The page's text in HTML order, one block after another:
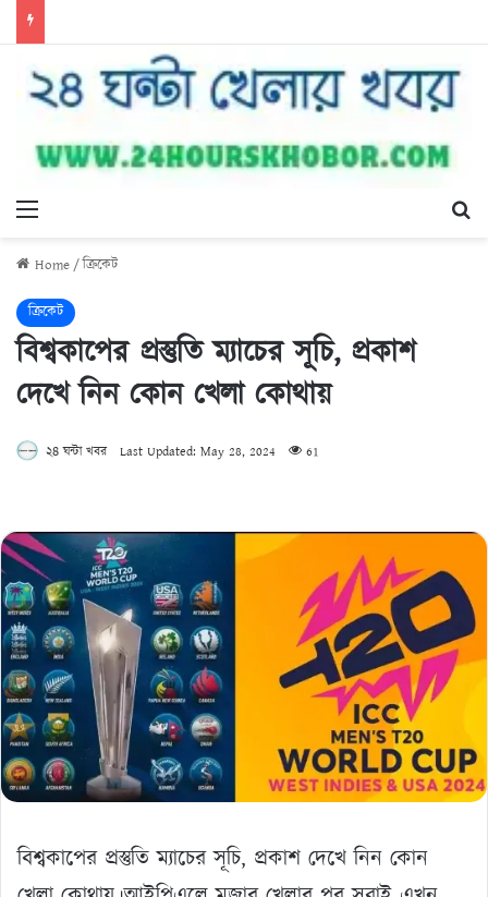
Menu
Home/ক্রিকেট
ক্রিকেট
বিশ্বকাপের প্রস্তুতি ম্যাচের সূচি, প্রকাশ
দেখে নিন কোন খেলা কোথায়
২৪ ঘন্টা খবর Last Updated: May 28, 2024 61
বিশ্বকাপের প্রস্তুতি ম্যাচের সূচি, প্রকাশ দেখে নিন কোন